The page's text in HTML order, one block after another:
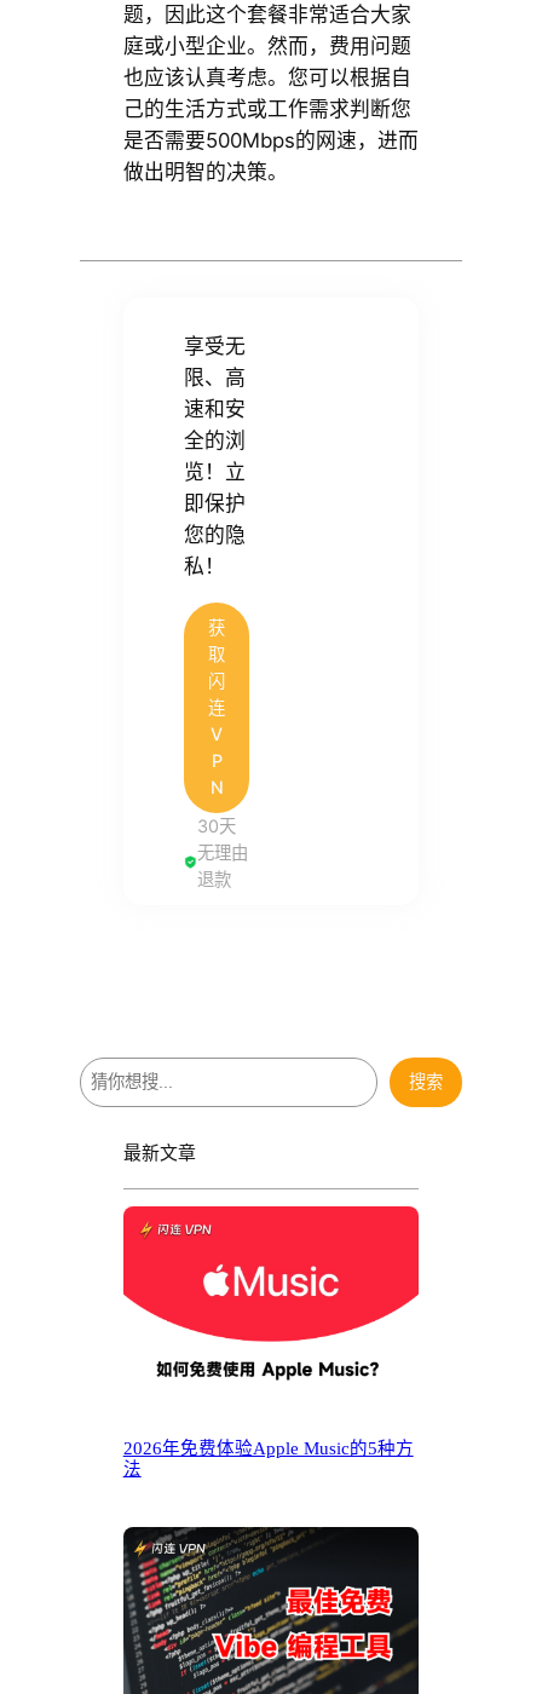
题，因此这个套餐非常适合大家
庭或小型企业。然而，费用问题
也应该认真考虑。您可以根据自
己的生活方式或工作需求判断您
是否需要500Mbps的网速，进而
做出明智的决策。
享受无
限、高
速和安
全的浏
览！立
即保护
您的隐
私！
获
取
闪
连
V
P
N
30天
无理由
退款
搜
索
搜索
最新文章
2026年免费体验Apple Music的5种方
法